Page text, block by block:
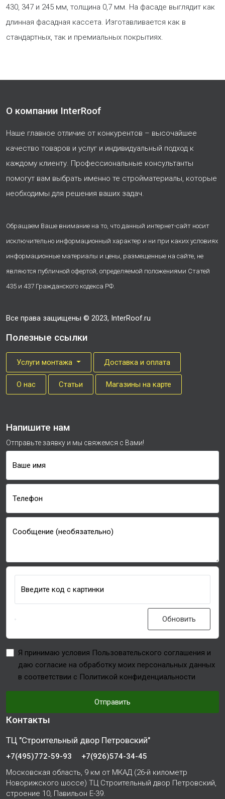
430, 347 и 245 мм, толщина 0,7 мм. На фасаде выглядит как
длинная фасадная кассета. Изготавливается как в
стандартных, так и премиальных покрытиях.
О компании InterRoof
Наше главное отличие от конкурентов – высочайшее
качество товаров и услуг и индивидуальный подход к
каждому клиенту. Профессиональные консультанты
помогут вам выбрать именно те стройматериалы, которые
необходимы для решения ваших задач.
Обращаем Ваше внимание на то, что данный интернет-сайт носит
исключительно информационный характер и ни при каких условиях
информационные материалы и цены, размещенные на сайте, не
являются публичной офертой, определяемой положениями Статей
435 и 437 Гражданского кодекса РФ.
Все права защищены © 2023, InterRoof.ru
Полезные ссылки
Услуги монтажа Доставка и оплата
О нас Cтатьи Магазины на карте
Напишите нам
Отправьте заявку и мы свяжемся с Вами!
Ваше имя
Телефон
Сообщение (необязательно)
Введите код с картинки
Обновить
Я принимаю условия Пользовательского соглашения и
даю согласие на обработку моих персональных данных
в соответствии с Политикой конфиденциальности
Отправить
Контакты
ТЦ "Строительный двор Петровский"
+7(495)772-59-93
+7(926)574-34-45
Московская область, 9 км от МКАД (26-й километр
Новорижского шоссе) ТЦ Строительный двор Петровский,
строение 10, Павильон Е-39.